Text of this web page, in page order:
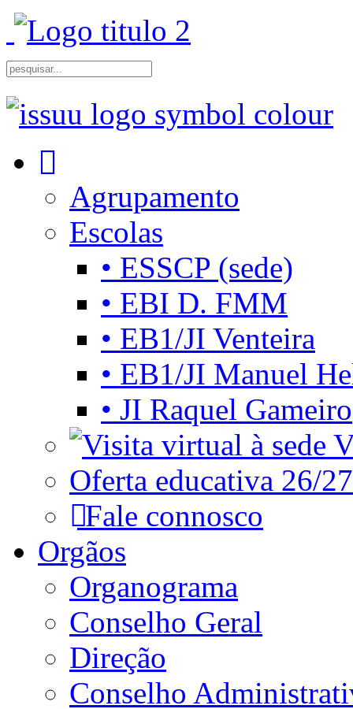
Agrupamento
Escolas
• ESSCP (sede)
• EBI D. FMM
• EB1/JI Venteira
• EB1/JI Manuel
• JI Raquel Gameiro
Oferta educativa 26/27
Fale connosco
Orgãos
Organograma
Conselho Geral
Direção
Conselho